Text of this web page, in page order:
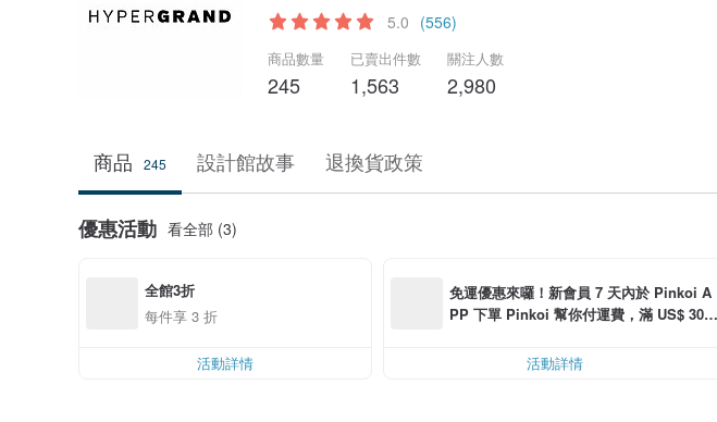
5.0 (556)
商品數量
245
已賣出件數
1,563
關注人數
2,980
商品 245 設計館故事 退換貨政策
優惠活動 看全部 (3)
全館3折
每件享 3 折
活動詳情
免運優惠來囉！新會員 7 天內於 Pinkoi A
PP 下單 Pinkoi 幫你付運費，滿 US$ 30.0
活動詳情